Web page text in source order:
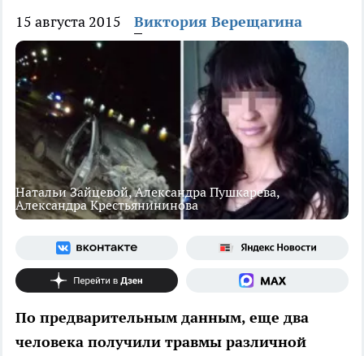
15 августа 2015 Виктория Верещагина
Натальи Зайцевой, Александра Пушкарева,
Александра Крестьянининова
По предварительным данным, еще два
человека получили травмы различной